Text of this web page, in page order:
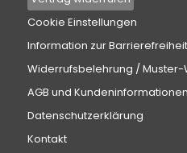
Cookie Einstellungen
Information zur Barrierefreiheit
Widerrufsbelehrung /
AGB und Kundeninformationen
Datenschutzerklärung
Kontakt